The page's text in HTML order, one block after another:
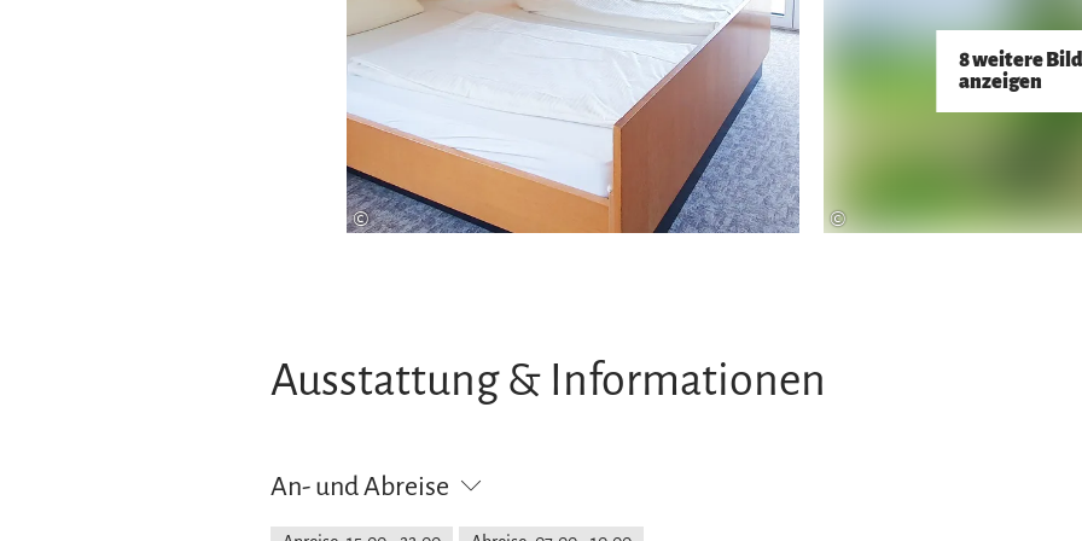
8 weitere
anzeigen
© ©
Ausstattung & Informationen
An- und Abreise